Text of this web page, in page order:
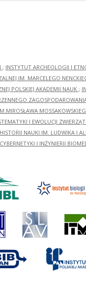
; INSTYTUT ARCHEOLOGII I
IM. MARCELEGO
POLSKIEJ AKADEMII NAUK ;
I EWOLUCJI
NAUKI IM. LUDWIKA I
I INŻYNIERII